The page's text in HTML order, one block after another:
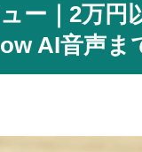
ー｜2万円
AI音声